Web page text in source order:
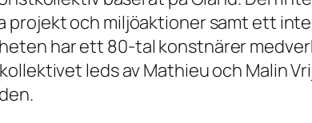
projekt och miljöaktioner samt ett
har ett 80-tal konstnärer
leds av Mathieu och Malin